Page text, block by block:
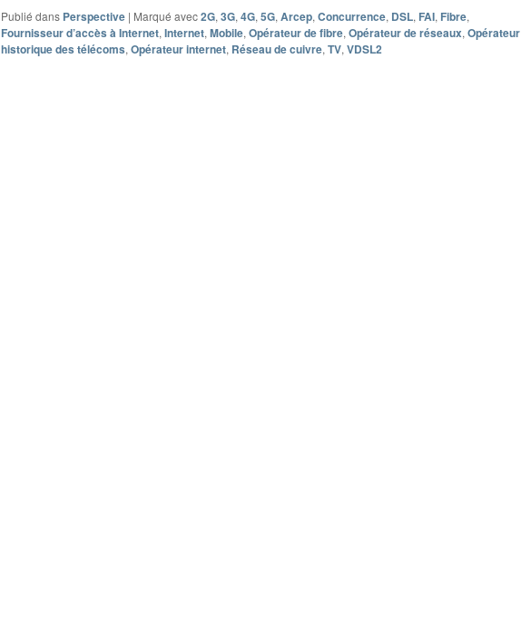
Publié dans Perspective | Marqué avec2G, 3G, 4G, 5G, Arcep, Concurrence, DSL, FAI, Fibre,
Fournisseur d’accès à Internet, Internet, Mobile, Opérateur de fibre, Opérateur de réseaux, Opérateur
historique des télécoms, Opérateur internet, Réseau de cuivre, TV, VDSL2